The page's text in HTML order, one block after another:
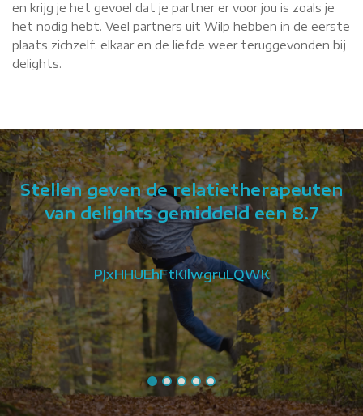
en krijg je het gevoel dat je partner er voor jou is zoals je
het nodig hebt. Veel partners uit Wilp hebben in de eerste
plaats zichzelf, elkaar en de liefde weer teruggevonden bij
delights.
Stellen geven de relatietherapeuten
van delights gemiddeld een 8.7
PJxHHUEhFtKIlwgruLQWK